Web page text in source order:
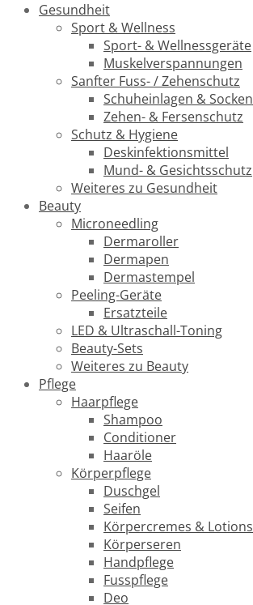
Gesundheit
Sport & Wellness
Sport- & Wellnessgeräte
Muskelverspannungen
Sanfter Fuss- / Zehenschutz
Schuheinlagen & Socken
Zehen- & Fersenschutz
Schutz & Hygiene
Deskinfektionsmittel
Mund- & Gesichtsschutz
Weiteres zu Gesundheit
Beauty
Microneedling
Dermaroller
Dermapen
Dermastempel
Peeling-Geräte
Ersatzteile
LED & Ultraschall-Toning
Beauty-Sets
Weiteres zu Beauty
Pflege
Haarpflege
Shampoo
Conditioner
Haaröle
Körperpflege
Duschgel
Seifen
Körpercremes & Lotions
Körperseren
Handpflege
Fusspflege
Deo